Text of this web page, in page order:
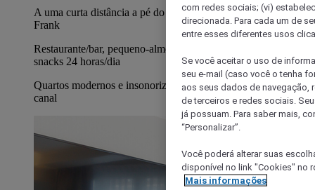
A uma curta distância a pé do Rijksmuseum e da Casa de Ana
Frank
Restaurante/bar, pequeno-almoço de bufete e serviço de
snacks 24 horas/dia
Quartos modernos e insonorizados, alguns com vistas para o
canal
com redes sociais; (vi)
direcionada. Para cada um de
entre esses diferentes usos
Se você aceitar o uso de
seu e-mail (caso você o tenha
aos seus dados de navegação,
de terceiros e redes sociais.
já possuam. Para saber mais,
“Personalizar”.
Você poderá alterar suas
disponível no link "Cookies" no
Mais informações